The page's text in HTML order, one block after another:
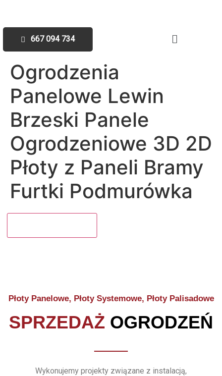
667 094 734
Ogrodzenia
Panelowe Lewin
Brzeski Panele
Ogrodzeniowe 3D 2D
Płoty z Paneli Bramy
Furtki Podmurówka
Płoty Panelowe, Płoty Systemowe, Płoty Palisadowe
SPRZEDAŻ OGRODZEŃ
Wykonujemy projekty związane z instalacją,